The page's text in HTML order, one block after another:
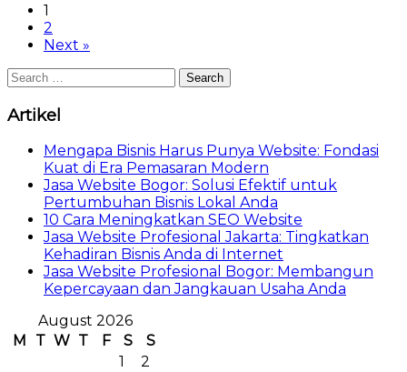
1
2
Next »
Search
for:
Artikel
Mengapa Bisnis Harus Punya Website: Fondasi
Kuat di Era Pemasaran Modern
Jasa Website Bogor: Solusi Efektif untuk
Pertumbuhan Bisnis Lokal Anda
10 Cara Meningkatkan SEO Website
Jasa Website Profesional Jakarta: Tingkatkan
Kehadiran Bisnis Anda di Internet
Jasa Website Profesional Bogor: Membangun
Kepercayaan dan Jangkauan Usaha Anda
August 2026
M
T W T F S
S
1
2